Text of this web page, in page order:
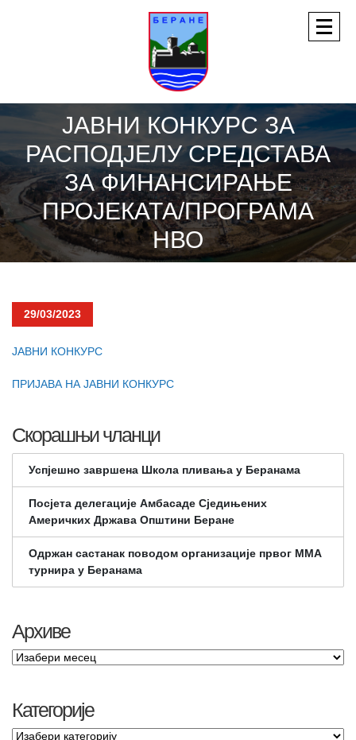
ЈАВНИ КОНКУРС ЗА
РАСПОДЈЕЛУ СРЕДСТАВА
ЗА ФИНАНСИРАЊЕ
ПРОЈЕКАТА/ПРОГРАМА
НВО
29/03/2023
ЈАВНИ КОНКУРС
ПРИЈАВА НА ЈАВНИ КОНКУРС
Скорашњи чланци
Успјешно завршена Школа пливања у Беранама
Посјета делегације Амбасаде Сједињених
Америчких Држава Општини Беране
Одржан састанак поводом организације првог ММА
турнира у Беранама
Архиве
Категорије